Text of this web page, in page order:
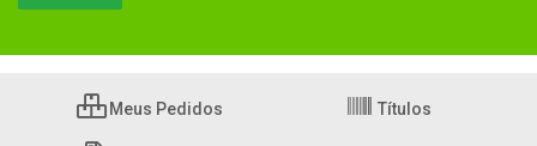
Meus Pedidos Títulos